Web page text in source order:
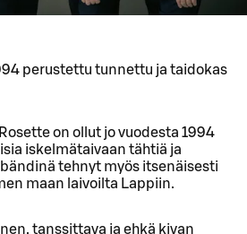
perustettu tunnettu ja taidokas
on ollut jo vuodesta 1994
iskelmätaivaan tähtiä ja
tehnyt myös itsenäisesti
maan laivoilta Lappiin.
tanssittava ja ehkä kivan